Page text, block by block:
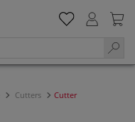
Cutters
Cutter